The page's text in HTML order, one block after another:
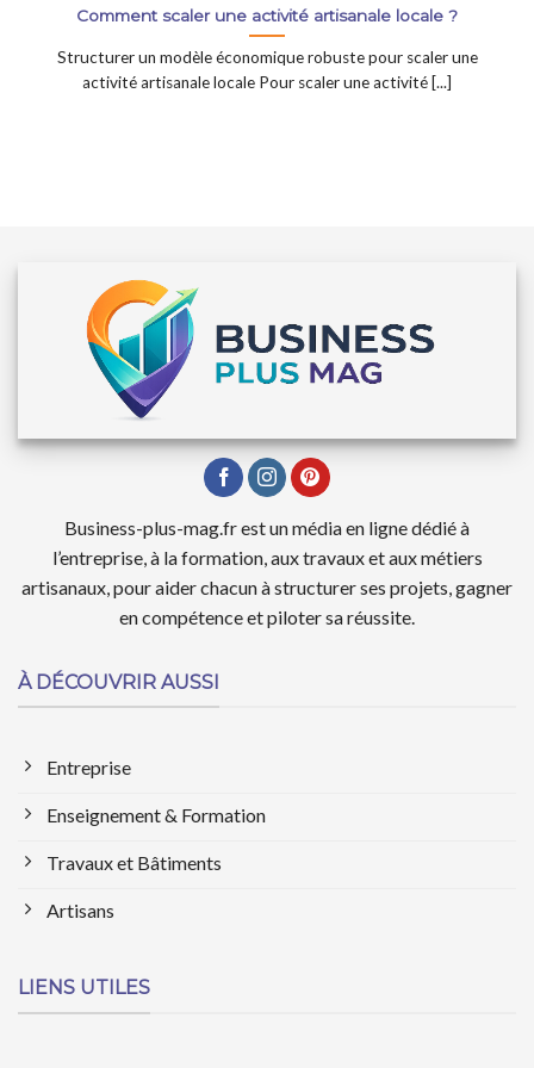
Comment scaler une activité artisanale locale ?
Structurer un modèle économique robuste pour scaler une
activité artisanale locale Pour scaler une activité [...]
Business-plus-mag.fr est un média en ligne dédié à
l’entreprise, à la formation, aux travaux et aux métiers
artisanaux, pour aider chacun à structurer ses projets, gagner
en compétence et piloter sa réussite.
À DÉCOUVRIR AUSSI
Entreprise
Enseignement & Formation
Travaux et Bâtiments
Artisans
LIENS UTILES